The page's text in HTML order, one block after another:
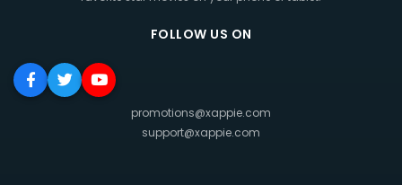
FOLLOW US ON
promotions@xappie.com
support@xappie.com